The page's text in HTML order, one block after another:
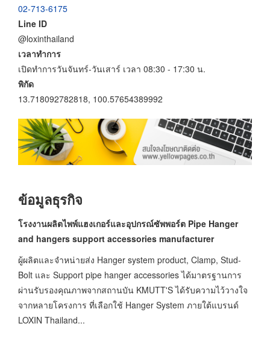
02-713-6175
Line ID
@loxinthailand
เวลาทำการ
เปิดทำการวันจันทร์-วันเสาร์ เวลา 08:30 - 17:30 น.
พิกัด
13.718092782818, 100.57654389992
ข้อมูลธุรกิจ
โรงงานผลิตไพพ์แฮงเกอร์และอุปกรณ์ซัพพอร์ต Pipe Hanger
and hangers support accessories manufacturer
ผู้ผลิตและจำหน่ายส่ง Hanger system product, Clamp, Stud-
Bolt และ Support pipe hanger accessories ได้มาตรฐานการ
ผ่านรับรองคุณภาพจากสถานบัน KMUTT'S ได้รับความไว้วางใจ
จากหลายโครงการ ที่เลือกใช้ Hanger System ภายใต้แบรนด์
LOXIN Thailand...